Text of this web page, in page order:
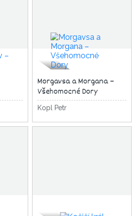
Morgavsa a Morgana –
Všehomocné Dory
Kopl Petr